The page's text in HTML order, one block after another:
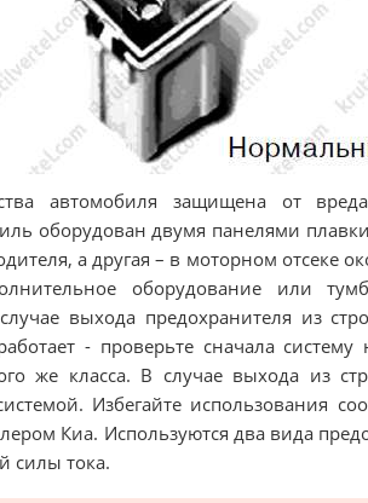
автомобиля защищена от
оборудован двумя панелями
а другая – в моторном отсеке
оборудование или
выхода предохранителя из
- проверьте сначала
же класса. В случае выхода из
Избегайте использования
Киа. Используются два вида
силы тока.